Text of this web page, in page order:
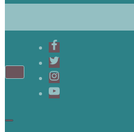
Navigations-
Navigations-